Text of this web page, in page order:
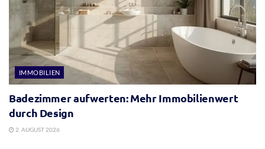
IMMOBILIEN
Badezimmer aufwerten: Mehr Immobilienwert
durch Design
2. AUGUST 2026